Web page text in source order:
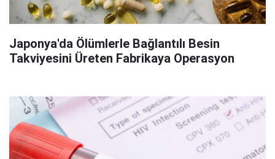
Japonya'da Ölümlerle Bağlantılı Besin
Takviyesini Üreten Fabrikaya Operasyon